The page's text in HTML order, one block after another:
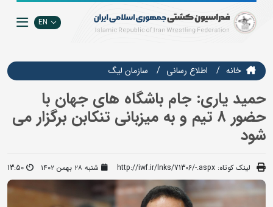
EN
خانه اطلاع رسانی سازمان ليگ
حمید یاری: جام باشگاه های جهان با
حضور 8 تیم و به میزبانی تنکابن برگزار می
شود
لینک کوتاه: http://iwf.ir/lnks/71306/-.aspx شنبه ۲۸ بهمن ۱۴۰۲ 13:50